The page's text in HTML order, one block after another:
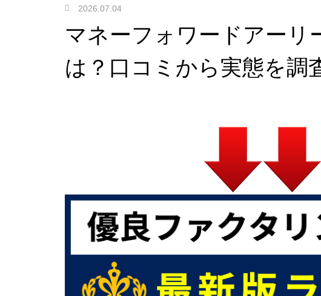
2026.07.04
マネーフォワードアーリ
は？口コミから実態を調